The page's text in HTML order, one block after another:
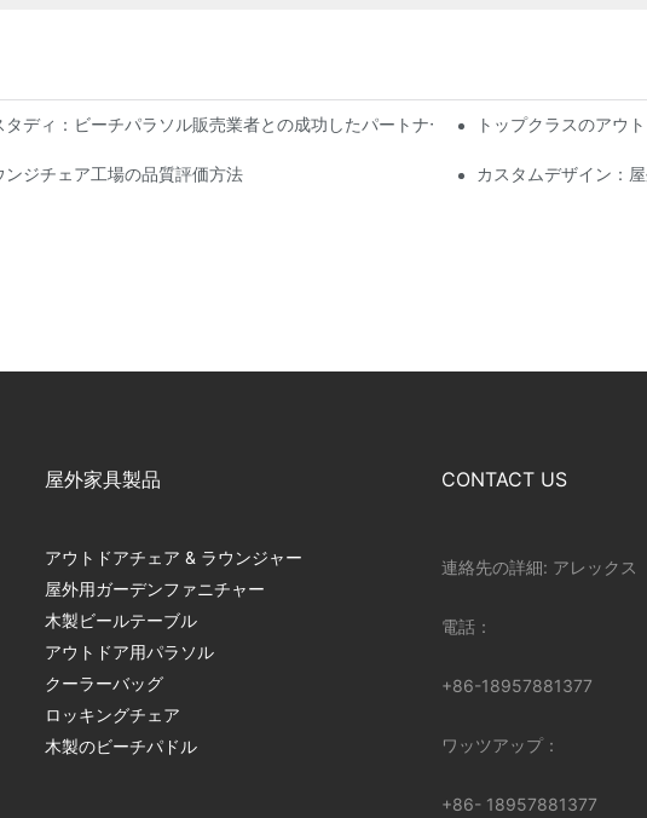
タディ：ビーチパラソル販売業者との成功したパートナーシップトップクラスのアウ
ンジチェア工場の品質評価方法 カスタムデザイン：
屋外家具製品
アウトドアチェア & ラウンジャー
屋外用ガーデンファニチャー
木製ビールテーブル
アウトドア用パラソル
クーラーバッグ
ロッキングチェア
木製のビーチパドル
CONTACT US
連絡先の詳細: アレックス
電話：
+86-18957881377
ワッツアップ：
+86- 18957881377